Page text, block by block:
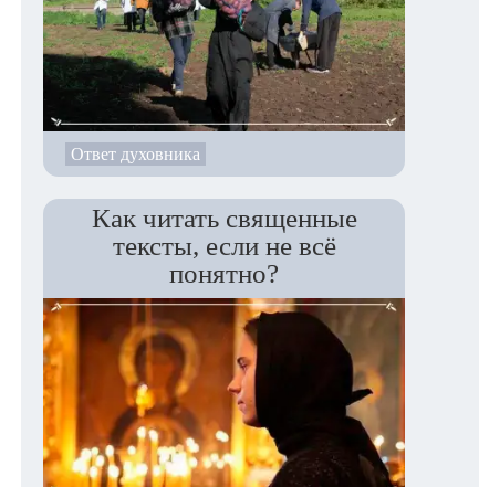
Ответ духовника
Как читать священные
тексты, если не всё
понятно?